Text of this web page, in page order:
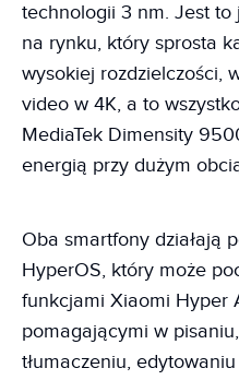
technologii 3 nm. Jest to
na rynku, który sprosta
wysokiej rozdzielczości,
video w 4K, a to
MediaTek Dimensity
energią przy dużym
Oba smartfony działają
HyperOS, który może
funkcjami Xiaomi Hyper
pomagającymi w
tłumaczeniu,